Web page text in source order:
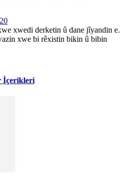
xwedi derketin û dane jîyandin e.
xwe bi rêxistin bikin û bibin
İçerikleri